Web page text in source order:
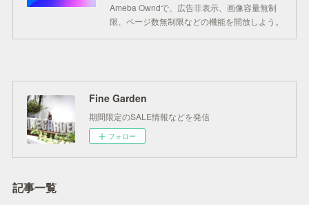
Ameba Owndで、広告非表示、画像容量無制
限、ページ数無制限などの機能を開放しよう。
Fine Garden
期間限定のSALE情報などを発信
フォロー
記事一覧